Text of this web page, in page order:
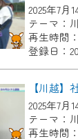
テーマ：
再生時間
登録日：
【川越】
テーマ：
再生時間
日からはご
め、
TV』を
ツを除き、
ビスへの加
のログイン